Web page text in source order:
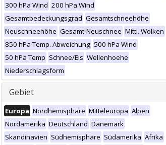
300 hPa Wind 200 hPa Wind
Gesamtbedeckungsgrad Gesamtschneehöhe
Neuschneehöhe Gesamt-Neuschnee Mittl. Wolken
850 hPa Temp. Abweichung 500 hPa Wind
50 hPa Temp Schnee/Eis Wellenhoehe
Niederschlagsform
Gebiet
Europa Nordhemisphäre Mitteleuropa Alpen
Nordamerika Deutschland Dänemark
Skandinavien Südhemisphäre Südamerika Afrika